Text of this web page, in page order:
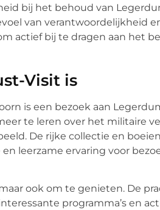
bij het behoud van
van verantwoordelijkheid
actief bij te dragen aan het
Visit is
is een bezoek aan
te leren over het militaire
De rijke collectie en
leerzame ervaring voor
ook om te genieten. De
programma’s en